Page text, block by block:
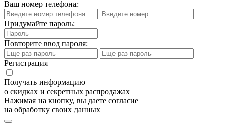
Ваш номер телефона:
Придумайте пароль:
Повторите ввод пароля:
Регистрация
Получать информацию
о скидках и секретных распродажах
Нажимая на кнопку, вы даете согласие
на обработку своих данных